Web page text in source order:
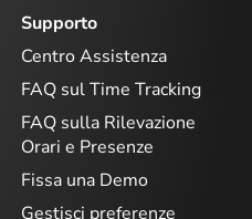
Supporto
Centro Assistenza
FAQ sul Time Tracking
FAQ sulla Rilevazione
Orari e Presenze
Fissa una Demo
Gestisci preferenze